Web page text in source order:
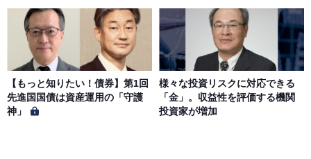
【もっと知りたい！債券】第1回
先進国国債は資産運用の「守護
神」
様々な投資リスクに対応できる
「金」。収益性を評価する機関
投資家が増加